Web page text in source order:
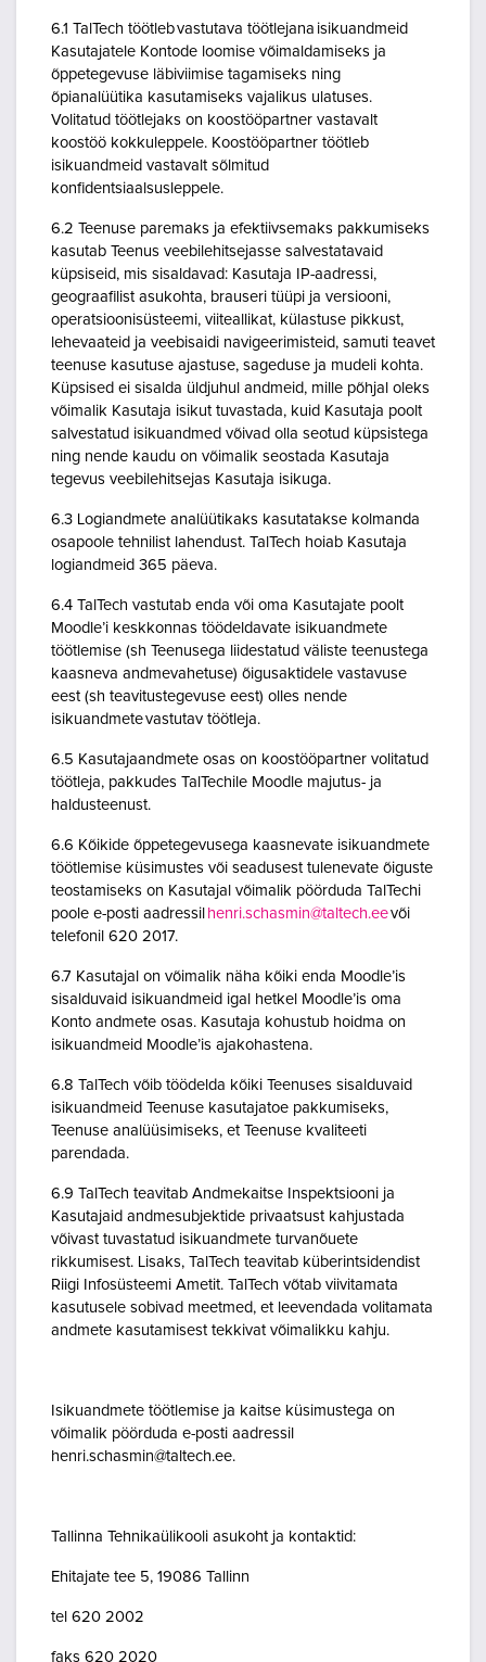
6.1 TalTech töötleb vastutava töötlejana isikuandmeid
Kasutajatele Kontode loomise võimaldamiseks ja
õppetegevuse läbiviimise tagamiseks ning
õpianalüütika kasutamiseks vajalikus ulatuses.
Volitatud töötlejaks on koostööpartner vastavalt
koostöö kokkuleppele. Koostööpartner töötleb
isikuandmeid vastavalt sõlmitud
konfidentsiaalsusleppele.
6.2 Teenuse paremaks ja efektiivsemaks pakkumiseks
kasutab Teenus veebilehitsejasse salvestatavaid
küpsiseid, mis sisaldavad: Kasutaja IP-aadressi,
geograafilist asukohta, brauseri tüüpi ja versiooni,
operatsioonisüsteemi, viiteallikat, külastuse pikkust,
lehevaateid ja veebisaidi navigeerimisteid, samuti teavet
teenuse kasutuse ajastuse, sageduse ja mudeli kohta.
Küpsised ei sisalda üldjuhul andmeid, mille põhjal oleks
võimalik Kasutaja isikut tuvastada, kuid Kasutaja poolt
salvestatud isikuandmed võivad olla seotud küpsistega
ning nende kaudu on võimalik seostada Kasutaja
tegevus veebilehitsejas Kasutaja isikuga.
6.3 Logiandmete analüütikaks kasutatakse kolmanda
osapoole tehnilist lahendust. TalTech hoiab Kasutaja
logiandmeid 365 päeva.
6.4 TalTech vastutab enda või oma Kasutajate poolt
Moodle’i keskkonnas töödeldavate isikuandmete
töötlemise (sh Teenusega liidestatud väliste teenustega
kaasneva andmevahetuse) õigusaktidele vastavuse
eest (sh teavitustegevuse eest) olles nende
isikuandmete vastutav töötleja.
6.5 Kasutajaandmete osas on koostööpartner volitatud
töötleja, pakkudes TalTechile Moodle majutus- ja
haldusteenust.
6.6 Kõikide õppetegevusega kaasnevate isikuandmete
töötlemise küsimustes või seadusest tulenevate õiguste
teostamiseks on Kasutajal võimalik pöörduda TalTechi
poole e-posti aadressil henri.schasmin@taltech.eevõi
telefonil 620 2017.
6.7 Kasutajal on võimalik näha kõiki enda Moodle’is
sisalduvaid isikuandmeid igal hetkel Moodle’is oma
Konto andmete osas. Kasutaja kohustub hoidma on
isikuandmeid Moodle’is ajakohastena.
6.8 TalTech võib töödelda kõiki Teenuses sisalduvaid
isikuandmeid Teenuse kasutajatoe pakkumiseks,
Teenuse analüüsimiseks, et Teenuse kvaliteeti
parendada.
6.9 TalTech teavitab Andmekaitse Inspektsiooni ja
Kasutajaid andmesubjektide privaatsust kahjustada
võivast tuvastatud isikuandmete turvanõuete
rikkumisest. Lisaks, TalTech teavitab küberintsidendist
Riigi Infosüsteemi Ametit. TalTech võtab viivitamata
kasutusele sobivad meetmed, et leevendada volitamata
andmete kasutamisest tekkivat võimalikku kahju.
Isikuandmete töötlemise ja kaitse küsimustega on
võimalik pöörduda e-posti aadressil
henri.schasmin@taltech.ee.
Tallinna Tehnikaülikooli asukoht ja kontaktid:
Ehitajate tee 5, 19086 Tallinn
tel 620 2002
faks 620 2020